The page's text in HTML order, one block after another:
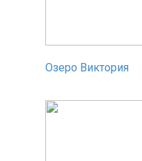
Озеро Виктория